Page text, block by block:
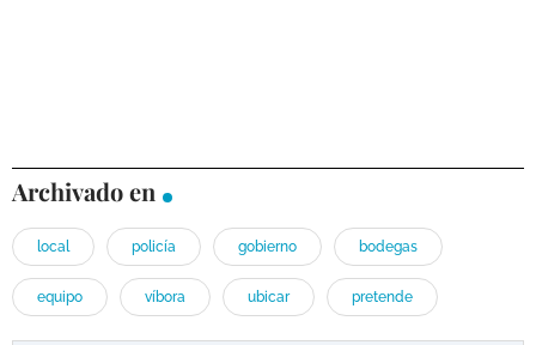
Archivado en
local policía gobierno bodegas
equipo víbora ubicar pretende